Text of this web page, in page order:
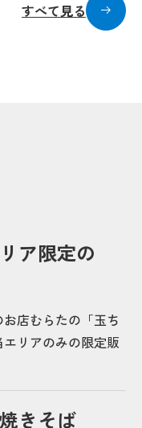
すべて見る
ア限定の
店むらたの「玉ち
リアのみの限定販
きそば